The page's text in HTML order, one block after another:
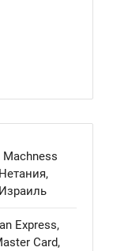
Machness
Express,
Card,